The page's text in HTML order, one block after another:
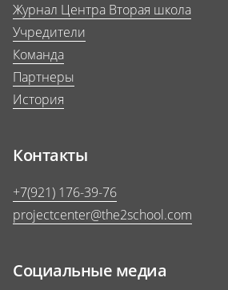
Журнал Центра Вторая школа
Учредители
Команда
Партнеры
История
Контакты
+7(921) 176-39-76
projectcenter@the2school.com
Социальные медиа